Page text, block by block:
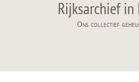
Rijksarchief in
Ons collectief